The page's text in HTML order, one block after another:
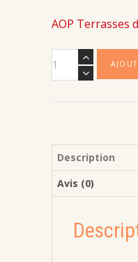
AOP Terrasses
quantité
de
Description
Avis (0)